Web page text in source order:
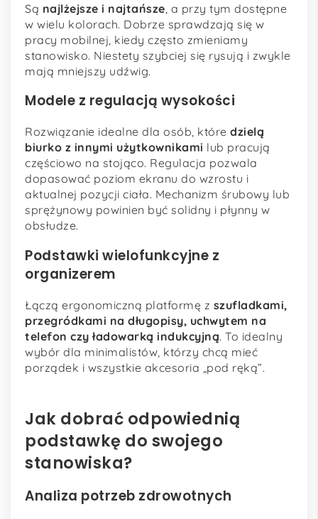
Są najlżejsze i najtańsze , a przy tym dostępne
w wielu kolorach. Dobrze sprawdzają się w
pracy mobilnej, kiedy często zmieniamy
stanowisko. Niestety szybciej się rysują i zwykle
mają mniejszy udźwig.
Modele z regulacją wysokości
Rozwiązanie idealne dla osób, które dzielą
biurko z innymi użytkownikami lub pracują
częściowo na stojąco. Regulacja pozwala
dopasować poziom ekranu do wzrostu i
aktualnej pozycji ciała. Mechanizm śrubowy lub
sprężynowy powinien być solidny i płynny w
obsłudze.
Podstawki wielofunkcyjne z
organizerem
Łączą ergonomiczną platformę z szufladkami,
przegródkami na długopisy, uchwytem na
telefon czy ładowarką indukcyjną. To idealny
wybór dla minimalistów, którzy chcą mieć
porządek i wszystkie akcesoria „pod ręką”.
Jak dobrać odpowiednią
podstawkę do swojego
stanowiska?
Analiza potrzeb zdrowotnych